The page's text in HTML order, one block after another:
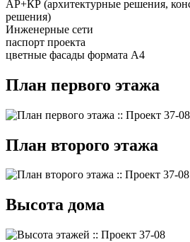
АР+КР (архитектурные решения,
решения)
Инженерные сети
паспорт проекта
цветные фасады формата А4
План первого этажа
План второго этажа
Высота дома